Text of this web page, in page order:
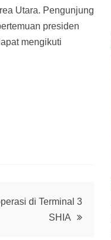
Utara. Pengunjung
presiden
mengikuti
di Terminal 3
SHIA